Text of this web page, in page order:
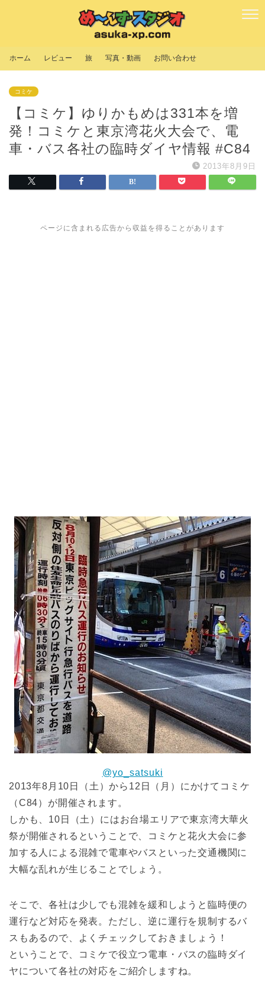
ホーム レビュー 旅 写真・動画 お問い合わせ
コミケ
【コミケ】ゆりかもめは331本を増
発！コミケと東京湾花火大会で、電
車・バス各社の臨時ダイヤ情報 #C84
2013年8月9日
ページに含まれる広告から収益を得ることがあります
@yo_satsuki
2013年8月10日（土）から12日（月）にかけてコミケ
（C84）が開催されます。
しかも、10日（土）にはお台場エリアで東京湾大華火
祭が開催されるということで、コミケと花火大会に参
加する人による混雑で電車やバスといった交通機関に
大幅な乱れが生じることでしょう。
そこで、各社は少しでも混雑を緩和しようと臨時便の
運行など対応を発表。ただし、逆に運行を規制するバ
スもあるので、よくチェックしておきましょう！
ということで、コミケで役立つ電車・バスの臨時ダイ
ヤについて各社の対応をご紹介しますね。